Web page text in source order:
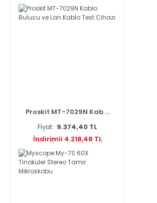
Proskit MT-7029N Kab ...
Fiyat : 9.374,40 TL
İndirimli 4.218,48 TL